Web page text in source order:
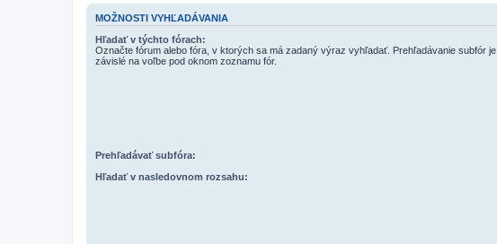
MOŽNOSTI VYHĽADÁVANIA
Hľadať v týchto fórach:
Označte fórum alebo fóra, v ktorých sa má zadaný výraz vyhľadať. Prehľadávanie subfór je
závislé na voľbe pod oknom zoznamu fór.
Prehľadávať subfóra:
Hľadať v nasledovnom rozsahu: